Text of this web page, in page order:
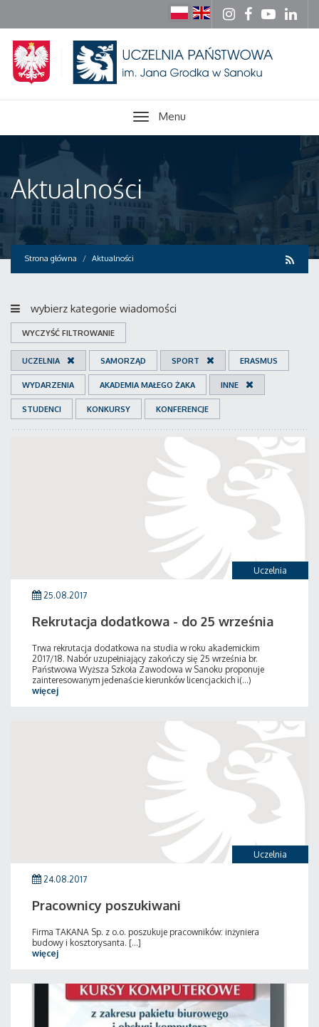
Menu
Aktualności
Strona główna Aktualności
wybierz kategorie wiadomości
WYCZYŚĆ FILTROWANIE
UCZELNIA SAMORZĄD SPORT ERASMUS
WYDARZENIA AKADEMIA MAŁEGO ŻAKA INNE
STUDENCI KONKURSY KONFERENCJE
Uczelnia
25.08.2017
Rekrutacja dodatkowa - do 25 września
Trwa rekrutacja dodatkowa na studia w roku akademickim
2017/18. Nabór uzupełniający zakończy się 25 września br.
Państwowa Wyższa Szkoła Zawodowa w Sanoku proponuje
zainteresowanym jedenaście kierunków licencjackich i(...)
więcej
Uczelnia
24.08.2017
Pracownicy poszukiwani
Firma TAKANA Sp. z o.o. poszukuje pracowników: inżyniera
budowy i kosztorysanta. [...]
więcej